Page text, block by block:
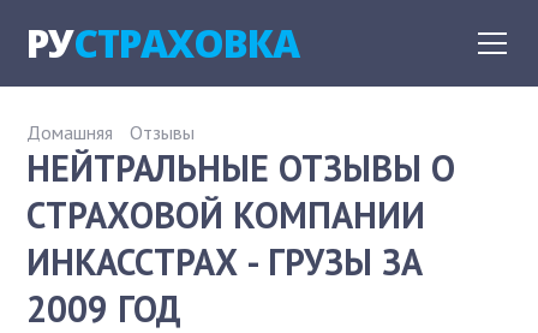
РУСТРАХОВКА
Домашняя Отзывы
НЕЙТРАЛЬНЫЕ ОТЗЫВЫ О
СТРАХОВОЙ КОМПАНИИ
ИНКАССТРАХ - ГРУЗЫ ЗА
2009 ГОД